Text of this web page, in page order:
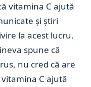
vitamina C ajută
și știri
la acest lucru.
spune că
nu cred că are
C ajută